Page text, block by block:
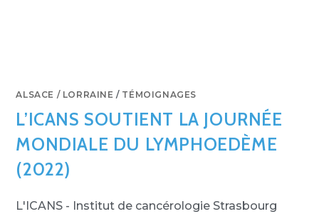
ALSACE / LORRAINE / TÉMOIGNAGES
L’ICANS SOUTIENT LA JOURNÉE
MONDIALE DU LYMPHOEDÈME
(2022)
L'ICANS - Institut de cancérologie Strasbourg